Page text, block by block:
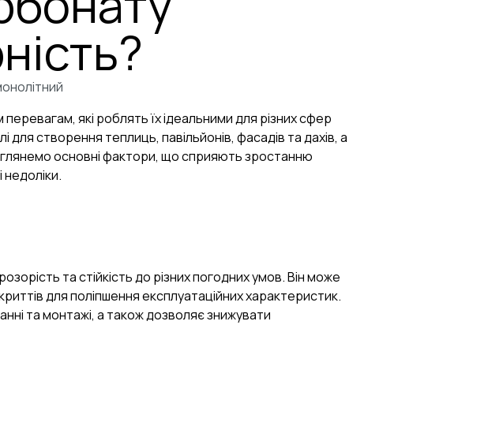
які роблять їх ідеальними для різних сфер
створення теплиць, павільйонів, фасадів та дахів, а
основні фактори, що сприяють зростанню
недоліки.
та стійкість до різних погодних умов. Він може
для поліпшення експлуатаційних характеристик.
та монтажі, а також дозволяє знижувати